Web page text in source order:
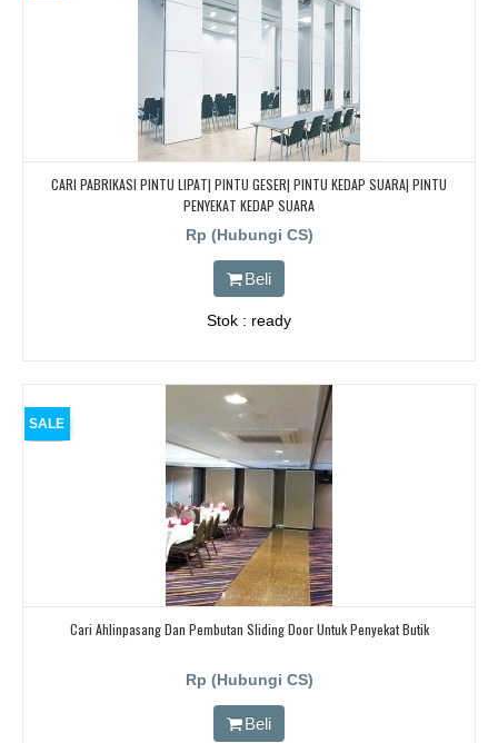
CARI PABRIKASI PINTU LIPAT| PINTU GESER| PINTU KEDAP SUARA| PINTU
PENYEKAT KEDAP SUARA
Rp (Hubungi CS)
Beli
Stok : ready
SALE
Cari Ahlinpasang Dan Pembutan Sliding Door Untuk Penyekat Butik
Rp (Hubungi CS)
Beli